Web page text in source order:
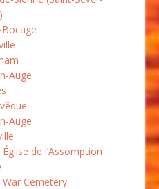
Auge
Auge
de l’Assomption
War Cemetery